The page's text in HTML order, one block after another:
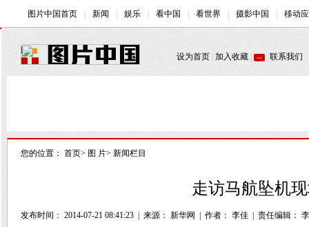
您的位置： 首页> 图 片> 新闻栏目
走访马航坠机
发布时间： 2014-07-21 08:41:23 来源： 新华网 作者： 李佳 责任编辑：